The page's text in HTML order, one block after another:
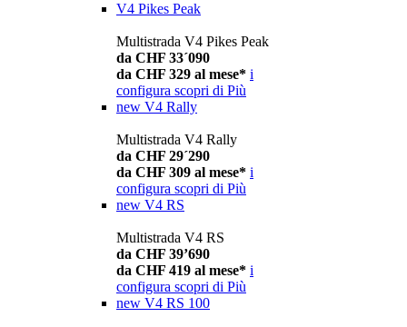
V4 Pikes Peak
Multistrada V4 Pikes Peak
da CHF 33´090
da CHF 329 al mese* i
configura scopri di Più
new V4 Rally
Multistrada V4 Rally
da CHF 29´290
da CHF 309 al mese* i
configura scopri di Più
new V4 RS
Multistrada V4 RS
da CHF 39’690
da CHF 419 al mese* i
configura scopri di Più
new V4 RS 100